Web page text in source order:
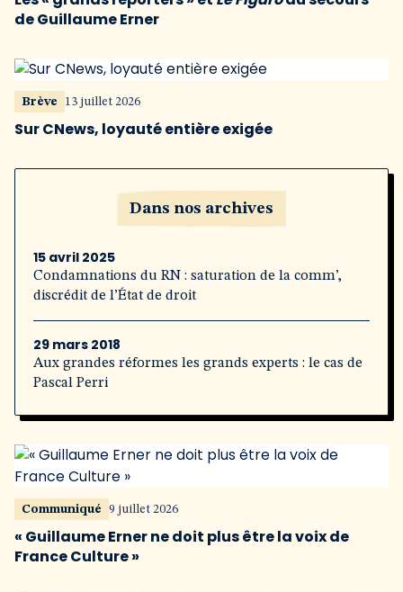
de Guillaume Erner
Brève 13 juillet 2026
Sur CNews, loyauté entière exigée
Dans nos archives
15 avril 2025
Condamnations du RN : saturation de la comm’,
discrédit de l’État de droit
29 mars 2018
Aux grandes réformes les grands experts : le cas de
Pascal Perri
Communiqué 9 juillet 2026
« Guillaume Erner ne doit plus être la voix de
France Culture »